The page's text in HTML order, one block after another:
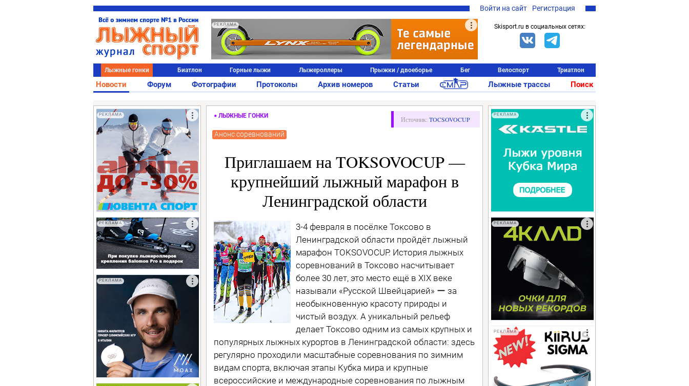
Войти на сайт Регистрация
РЕКЛАМА Skisport.ru в социальных сетях:
Лыжные гонки Биатлон Горные лыжи Лыжероллеры Прыжки / двоеборье Бег Велоспорт Триатлон
Новости Форум Фотографии Протоколы Архив номеров Статьи Лыжные трассы Поиск
РЕКЛАМА
РЕКЛАМА
РЕКЛАМА
ЛЫЖНЫЕ ГОНКИ Источник: TOCSOVOCUP
Анонс соревнований
Приглашаем на TOKSOVOCUP —
крупнейший лыжный марафон в
Ленинградской области
3-4 февраля в посёлке Токсово в
Ленинградской области пройдёт лыжный
марафон TOKSOVOCUP. История лыжных
соревнований в Токсово насчитывает
более 30 лет, это место ещё в XIX веке
называли «Русской Швейцарией» ー за
необыкновенную красоту природы и
чистый воздух. А уникальный рельеф
делает Токсово одним из самых крупных и
популярных лыжных курортов в Ленинградской области: здесь
регулярно проходили масштабные соревнования по зимним
видам спорта, включая этапы Кубка мира и крупные
всероссийские и международные соревнования по лыжным
РЕКЛАМА
РЕКЛАМА
РЕКЛАМА